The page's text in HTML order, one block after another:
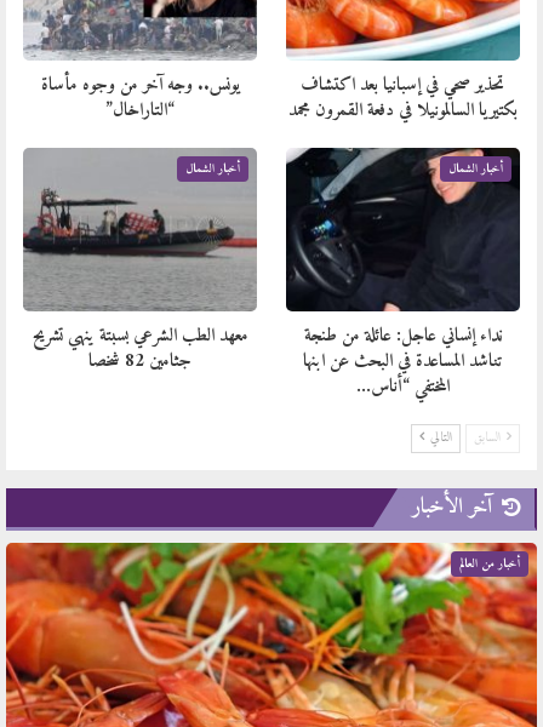
تحذير صحي في إسبانيا بعد اكتشاف
بكتيريا السالمونيلا في دفعة القمرون مجمد
يونس.. وجه آخر من وجوه مأساة
“التاراخال”
أخبار الشمال
نداء إنساني عاجل: عائلة من طنجة
تناشد المساعدة في البحث عن ابنها
المختفي “أناس…
أخبار الشمال
معهد الطب الشرعي بسبتة ينهي تشريح
جثامين 82 شخصا
السابق التالي
آخر الأخبار
أخبار من العالم